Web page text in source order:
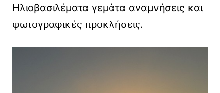
Ηλιοβασιλέματα γεμάτα αναμνήσεις και
φωτογραφικές προκλήσεις.